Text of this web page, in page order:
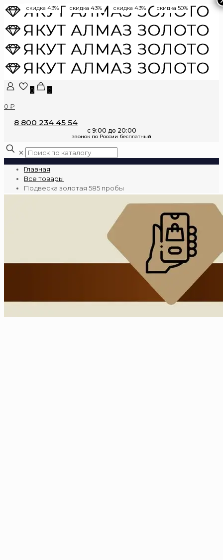
0
0
0 ₽
8 800 234 45 54
✕
Главная
Все товары
Подвеска золотая 585 пробы
скидка 43% скидка 43% скидка 43% скидка 50%